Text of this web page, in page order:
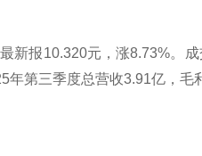
新报10.320元，涨8.73%。
第三季度总营收3.91亿，毛